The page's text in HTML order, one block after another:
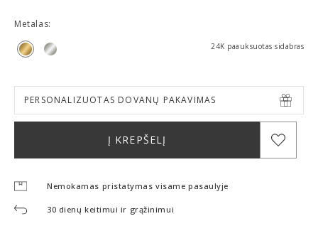
Metalas:
24K paauksuotas sidabras
PERSONALIZUOTAS DOVANŲ PAKAVIMAS
Į KREPŠELĮ
Nemokamas pristatymas visame pasaulyje
30 dienų keitimui ir grąžinimui